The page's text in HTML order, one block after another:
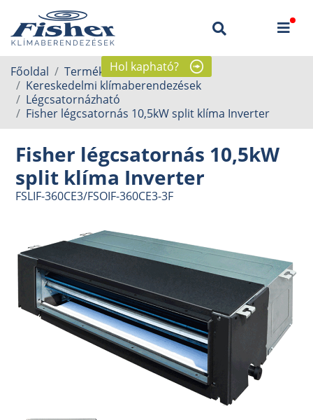
Hol kapható?
Főoldal
Termékek
Kereskedelmi klímaberendezések
Légcsatornázható
Fisher légcsatornás 10,5kW split klíma Inverter
Fisher légcsatornás 10,5kW
split klíma Inverter
FSLIF-360CE3/FSOIF-360CE3-3F